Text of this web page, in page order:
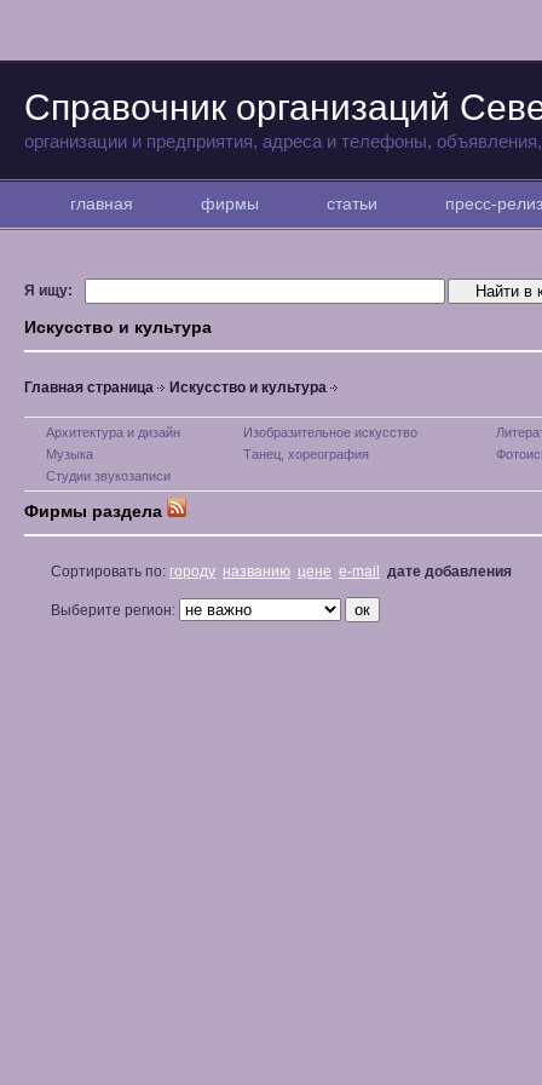
Справочник организаций
организации и предприятия, адреса и телефоны,
главная фирмы статьи пресс-
Я ищу:
Искусство и культура
Главная страница Искусство и культура
Архитектура и дизайн Изобразительное искусство
Музыка
Танец, хореография
Студии звукозаписи
Фирмы раздела
Сортировать по: городу названию цене e-mail дате добавления
Выберите регион: